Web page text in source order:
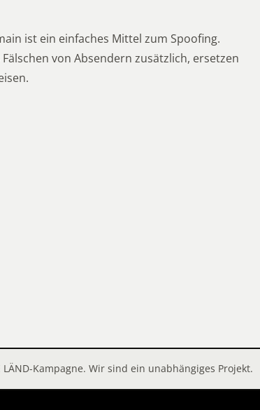
ist ein einfaches Mittel zum Spoofing.
von Absendern zusätzlich, ersetzen
Kampagne. Wir sind ein unabhängiges Projekt.